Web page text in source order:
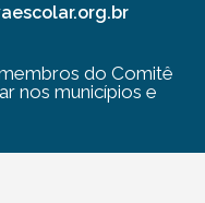
do Comitê
nos municípios e